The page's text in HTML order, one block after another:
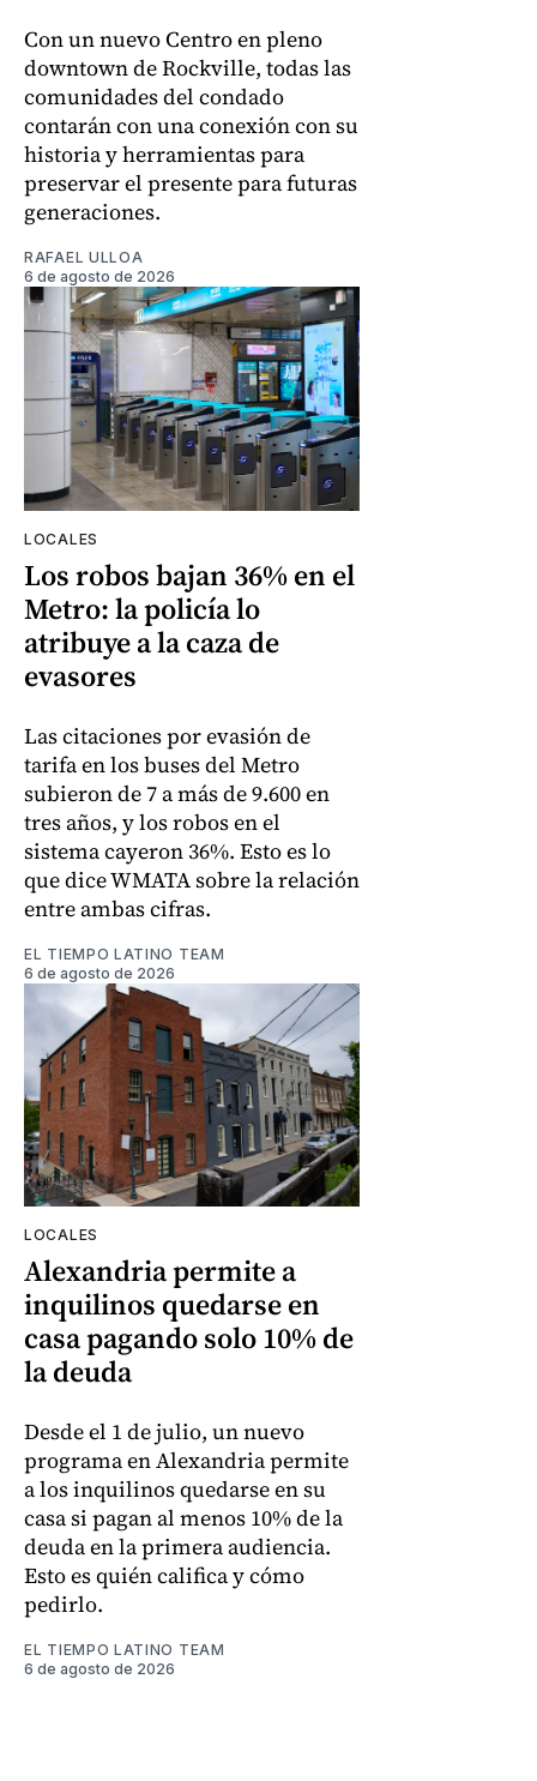
Con un nuevo Centro en pleno
downtown de Rockville, todas las
comunidades del condado
contarán con una conexión con su
historia y herramientas para
preservar el presente para futuras
generaciones.
RAFAEL ULLOA
6 de agosto de 2026
LOCALES
Los robos bajan 36% en el
Metro: la policía lo
atribuye a la caza de
evasores
Las citaciones por evasión de
tarifa en los buses del Metro
subieron de 7 a más de 9.600 en
tres años, y los robos en el
sistema cayeron 36%. Esto es lo
que dice WMATA sobre la relación
entre ambas cifras.
EL TIEMPO LATINO TEAM
6 de agosto de 2026
LOCALES
Alexandria permite a
inquilinos quedarse en
casa pagando solo 10% de
la deuda
Desde el 1 de julio, un nuevo
programa en Alexandria permite
a los inquilinos quedarse en su
casa si pagan al menos 10% de la
deuda en la primera audiencia.
Esto es quién califica y cómo
pedirlo.
EL TIEMPO LATINO TEAM
6 de agosto de 2026